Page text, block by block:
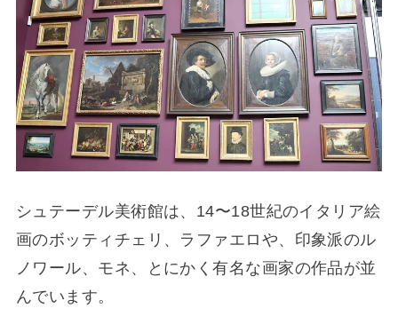
シュテーデル美術館は、14〜18世紀のイタリア絵
画のボッティチェリ、ラファエロや、印象派のル
ノワール、モネ、とにかく有名な画家の作品が並
んでいます。